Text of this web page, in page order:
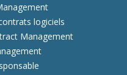
logiciels
Management